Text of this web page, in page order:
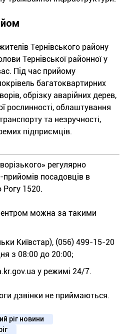
Тернівського району
Тернівської районної у
Під час прийому
багатоквартирних
обрізку аварійних дерев,
рослинності, облаштування
та незручності,
підприємців.
регулярно
прийомів посадовців в
Рогу 1520.
можна за такими
Київстар), (056) 499-15-20
з 08:00 до 20:00;
у режимі 24/7.
дзвінки не приймаються.
ріг новини